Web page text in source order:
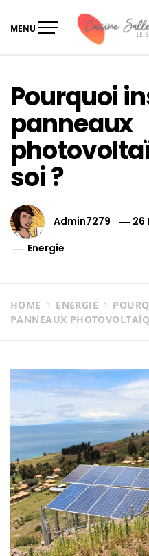
MENU
Pourquoi
panneaux
soi ?
Admin7279
26
Energie
HOME ENERGIE
PANNEAUX